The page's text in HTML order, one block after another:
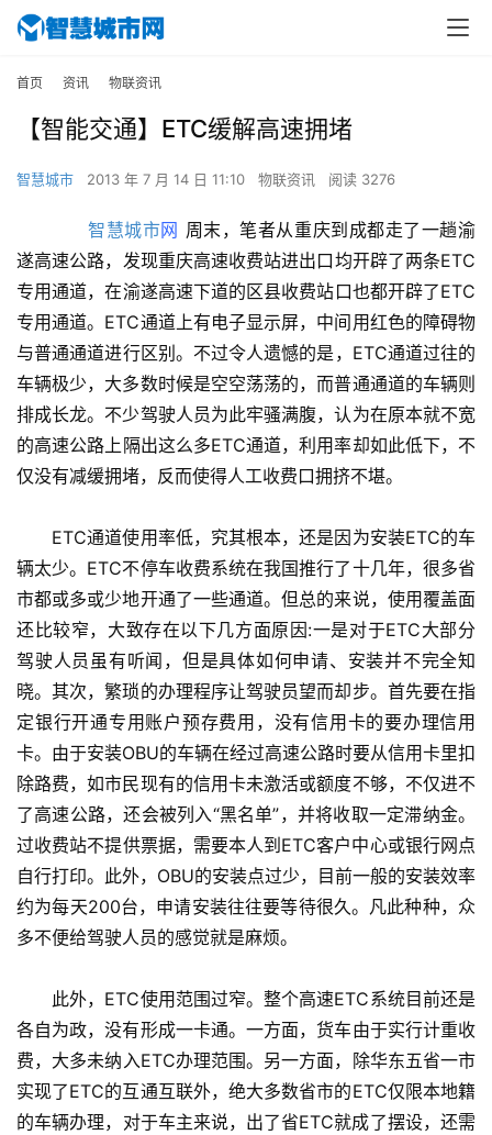
首页 资讯 物联资讯
【智能交通】ETC缓解高速拥堵
智慧城市 2013 年 7 月 14 日 11:10 物联资讯 阅读 3276
智慧城市网 周末，笔者从重庆到成都走了一趟渝
遂高速公路，发现重庆高速收费站进出口均开辟了两条ETC
专用通道，在渝遂高速下道的区县收费站口也都开辟了ETC
专用通道。ETC通道上有电子显示屏，中间用红色的障碍物
与普通通道进行区别。不过令人遗憾的是，ETC通道过往的
车辆极少，大多数时候是空空荡荡的，而普通通道的车辆则
排成长龙。不少驾驶人员为此牢骚满腹，认为在原本就不宽
的高速公路上隔出这么多ETC通道，利用率却如此低下，不
仅没有减缓拥堵，反而使得人工收费口拥挤不堪。
ETC通道使用率低，究其根本，还是因为安装ETC的车
辆太少。ETC不停车收费系统在我国推行了十几年，很多省
市都或多或少地开通了一些通道。但总的来说，使用覆盖面
还比较窄，大致存在以下几方面原因:一是对于ETC大部分
驾驶人员虽有听闻，但是具体如何申请、安装并不完全知
晓。其次，繁琐的办理程序让驾驶员望而却步。首先要在指
定银行开通专用账户预存费用，没有信用卡的要办理信用
卡。由于安装OBU的车辆在经过高速公路时要从信用卡里扣
除路费，如市民现有的信用卡未激活或额度不够，不仅进不
了高速公路，还会被列入“黑名单”，并将收取一定滞纳金。
过收费站不提供票据，需要本人到ETC客户中心或银行网点
自行打印。此外，OBU的安装点过少，目前一般的安装效率
约为每天200台，申请安装往往要等待很久。凡此种种，众
多不便给驾驶人员的感觉就是麻烦。
此外，ETC使用范围过窄。整个高速ETC系统目前还是
各自为政，没有形成一卡通。一方面，货车由于实行计重收
费，大多未纳入ETC办理范围。另一方面，除华东五省一市
实现了ETC的互通互联外，绝大多数省市的ETC仅限本地籍
的车辆办理，对于车主来说，出了省ETC就成了摆设，还需